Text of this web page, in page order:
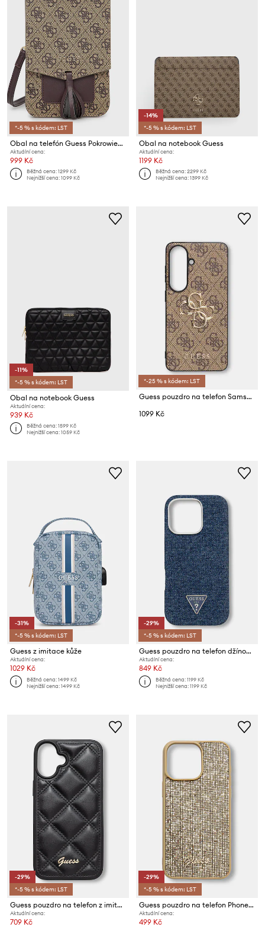
*-5 % s kódem: LST
Obal na telefón Guess Pokrowiec Na Telefon
Aktuální cena:
999 Kč
Běžná cena:1299 Kč
Nejnižší cena:1099 Kč
-14%
*-5 % s kódem: LST
Obal na notebook Guess
Aktuální cena:
1199 Kč
Běžná cena:2299 Kč
Nejnižší cena:1399 Kč
-11%
*-5 % s kódem: LST
Obal na notebook Guess
Aktuální cena:
939 Kč
Běžná cena:1599 Kč
Nejnižší cena:1059 Kč
*-25 % s kódem: LST
Guess pouzdro na telefon Samsung Galaxy S26
1099 Kč
-31%
*-5 % s kódem: LST
Guess z imitace kůže
Aktuální cena:
1029 Kč
Běžná cena:1499 Kč
Nejnižší cena:1499 Kč
-29%
*-5 % s kódem: LST
Guess pouzdro na telefon džínové iPhone 16 Pro
Aktuální cena:
849 Kč
Běžná cena:1199 Kč
Nejnižší cena:1199 Kč
-29%
*-5 % s kódem: LST
Guess pouzdro na telefon z imitace kůže iPhone 16 Plus
Aktuální cena:
709 Kč
-29%
*-5 % s kódem: LST
Guess pouzdro na telefon Phone 15 Pro Max
Aktuální cena:
499 Kč